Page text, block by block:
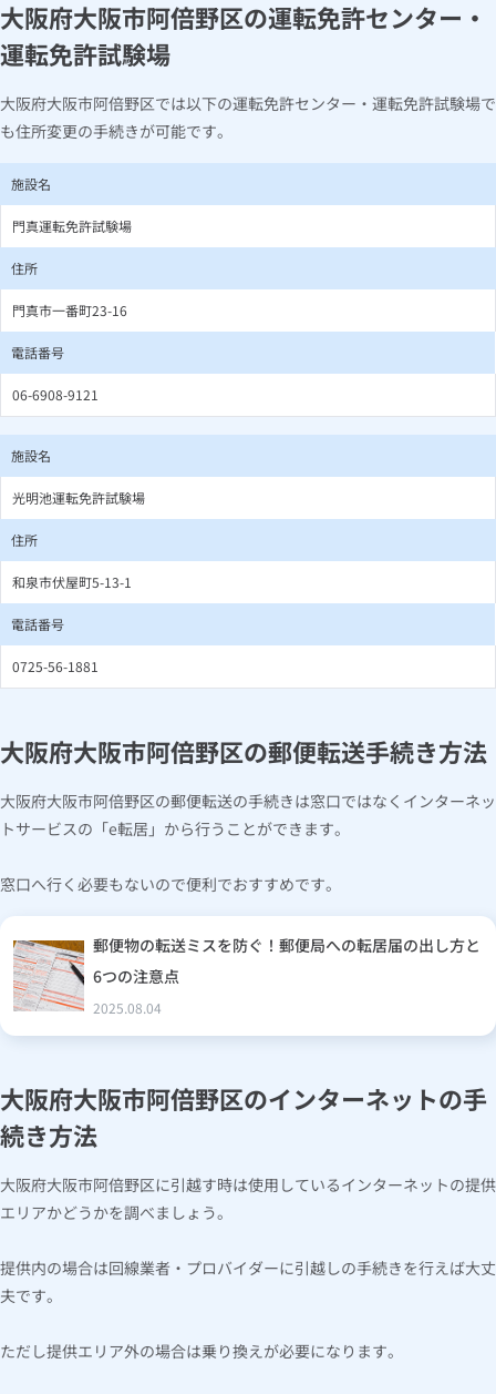
大阪府大阪市阿倍野区の運転免許センター・
運転免許試験場
大阪府大阪市阿倍野区では以下の運転免許センター・運転免許試験場で
も住所変更の手続きが可能です。
施設名
門真運転免許試験場
住所
門真市一番町23-16
電話番号
06-6908-9121
施設名
光明池運転免許試験場
住所
和泉市伏屋町5-13-1
電話番号
0725-56-1881
大阪府大阪市阿倍野区の郵便転送手続き方法
大阪府大阪市阿倍野区の郵便転送の手続きは窓口ではなくインターネッ
トサービスの「e転居」から行うことができます。
窓口へ行く必要もないので便利でおすすめです。
郵便物の転送ミスを防ぐ！郵便局への転居届の出し方と
6つの注意点
2025.08.04
大阪府大阪市阿倍野区のインターネットの手
続き方法
大阪府大阪市阿倍野区に引越す時は使用しているインターネットの提供
エリアかどうかを調べましょう。
提供内の場合は回線業者・プロバイダーに引越しの手続きを行えば大丈
夫です。
ただし提供エリア外の場合は乗り換えが必要になります。